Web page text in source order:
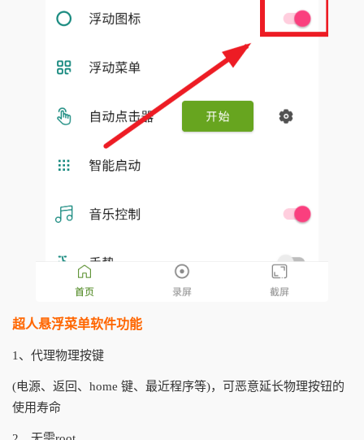
超人悬浮菜单软件功能
1、代理物理按键
(电源、返回、home 键、最近程序等)，可恶意延长物理按钮的
使用寿命